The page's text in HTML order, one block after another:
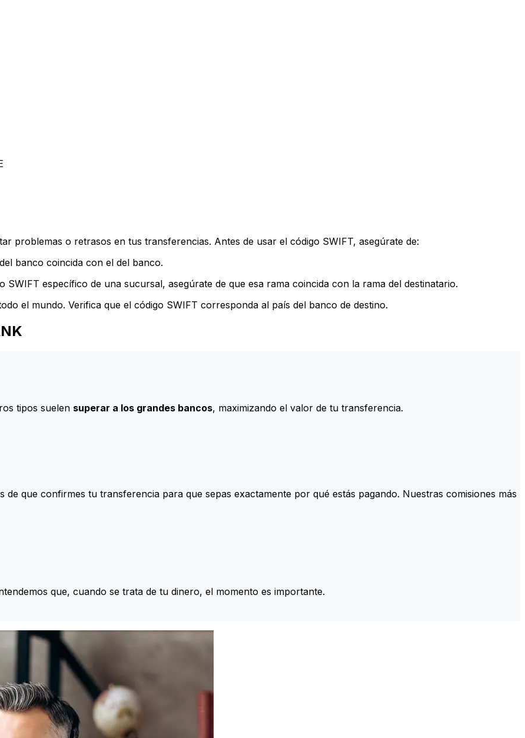
problemas o retrasos en tus transferencias. Antes de usar el código SWIFT, asegúrate de:
banco coincida con el del banco.
SWIFT específico de una sucursal, asegúrate de que esa rama coincida con la rama del destinatario.
el mundo. Verifica que el código SWIFT corresponda al país del banco de destino.
tipos suelen superar a los grandes bancos, maximizando el valor de tu transferencia.
de que confirmes tu transferencia para que sepas exactamente por qué estás pagando. Nuestras comisiones más
que, cuando se trata de tu dinero, el momento es importante.